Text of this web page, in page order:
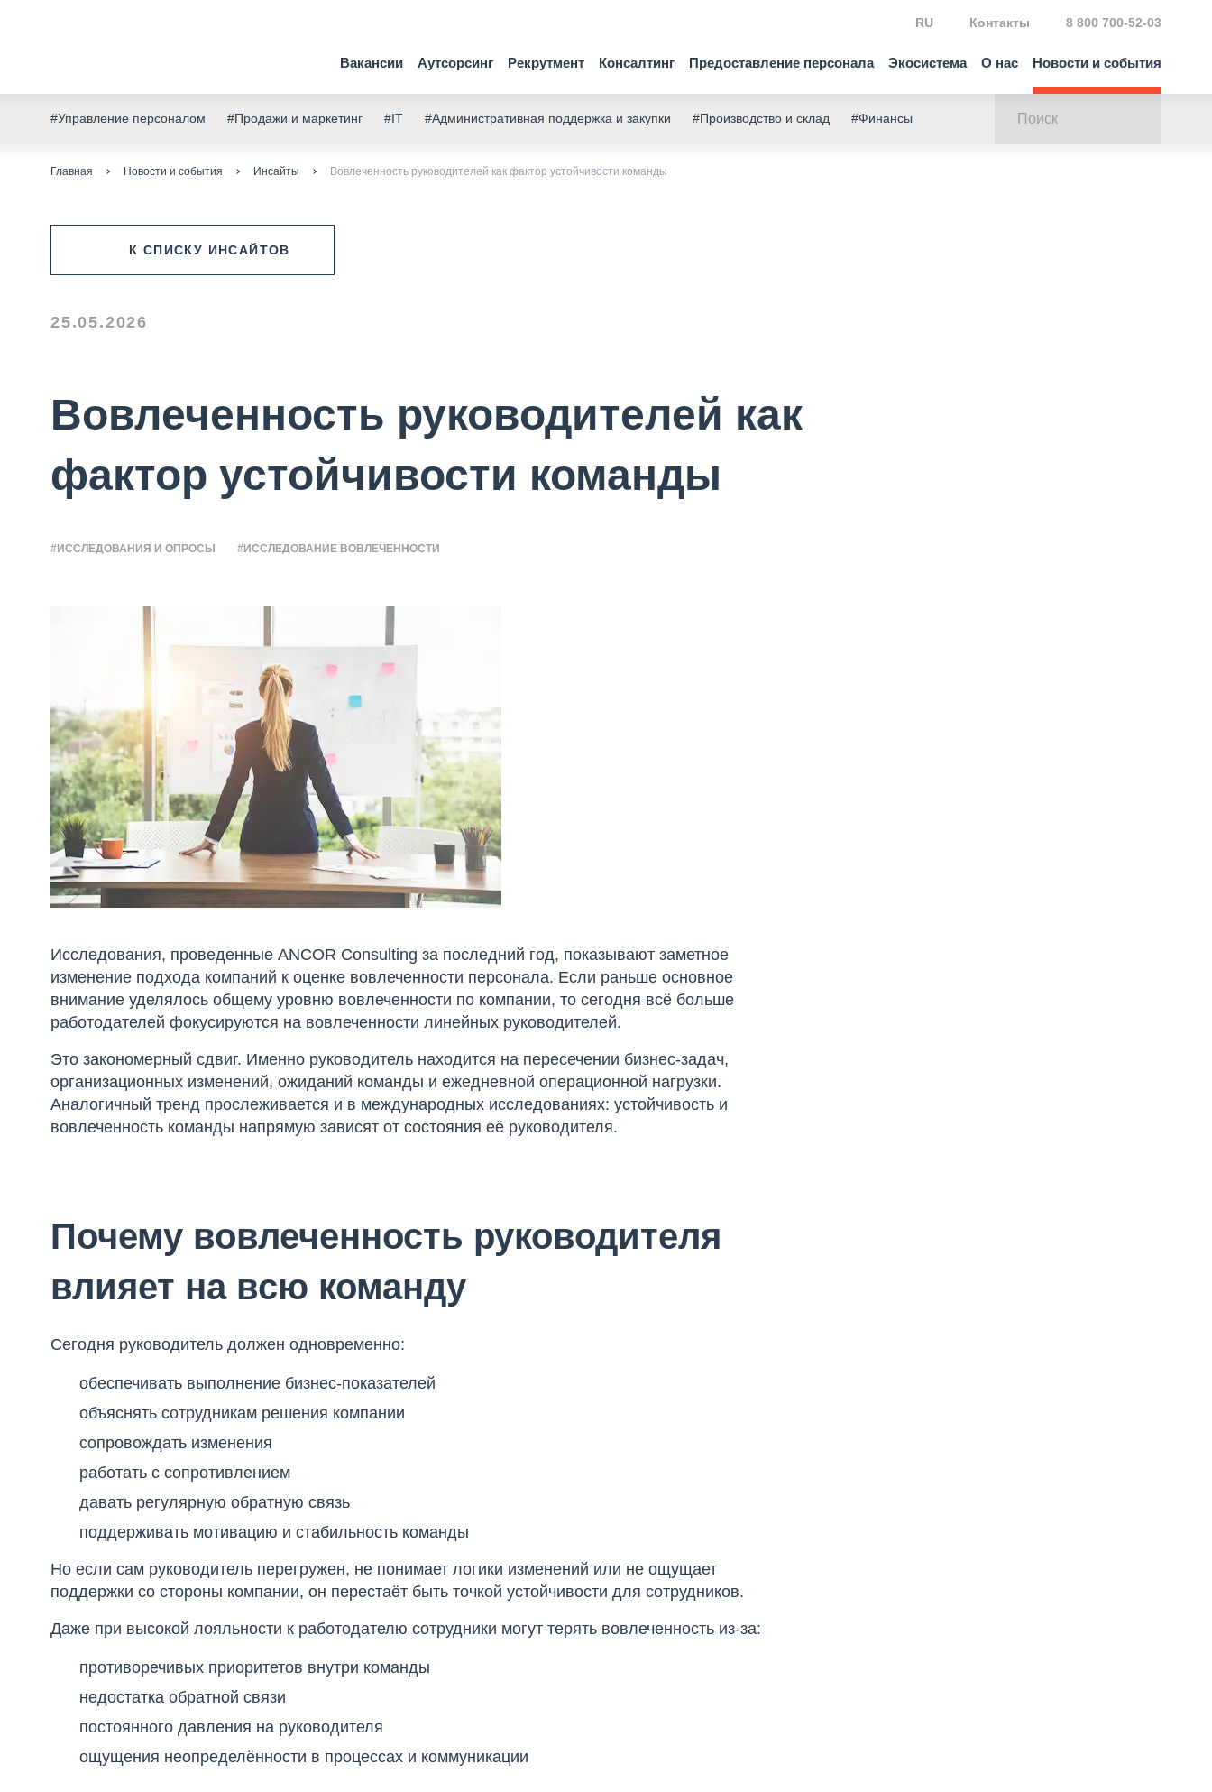
Вакансии Аутсорсинг Рекрутмент Консалтинг Предоставление персонала Экосистема О нас Новости и события
RU Контакты 8 800 700-52-03
#Управление персоналом #Продажи и маркетинг #IT #Административная поддержка и закупки #Производство и склад #Финансы
Главная Новости и события Инсайты Вовлеченность руководителей как фактор устойчивости команды
К СПИСКУ ИНСАЙТОВ
25.05.2026
Вовлеченность руководителей как
фактор устойчивости команды
#ИССЛЕДОВАНИЯ И ОПРОСЫ #ИССЛЕДОВАНИЕ ВОВЛЕЧЕННОСТИ
Исследования, проведенные ANCOR Consulting за последний год, показывают заметное
изменение подхода компаний к оценке вовлеченности персонала. Если раньше основное
внимание уделялось общему уровню вовлеченности по компании, то сегодня всё больше
работодателей фокусируются на вовлеченности линейных руководителей.
Это закономерный сдвиг. Именно руководитель находится на пересечении бизнес-задач,
организационных изменений, ожиданий команды и ежедневной операционной нагрузки.
Аналогичный тренд прослеживается и в международных исследованиях: устойчивость и
вовлеченность команды напрямую зависят от состояния её руководителя.
Почему вовлеченность руководителя
влияет на всю команду
Сегодня руководитель должен одновременно:
обеспечивать выполнение бизнес-показателей
объяснять сотрудникам решения компании
сопровождать изменения
работать с сопротивлением
давать регулярную обратную связь
поддерживать мотивацию и стабильность команды
Но если сам руководитель перегружен, не понимает логики изменений или не ощущает
поддержки со стороны компании, он перестаёт быть точкой устойчивости для сотрудников.
Даже при высокой лояльности к работодателю сотрудники могут терять вовлеченность из-за:
противоречивых приоритетов внутри команды
недостатка обратной связи
постоянного давления на руководителя
ощущения неопределённости в процессах и коммуникации